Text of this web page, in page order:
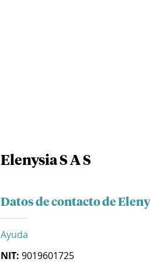
Elenysia S A S
Datos de contacto de
Ayuda
NIT: 9019601725